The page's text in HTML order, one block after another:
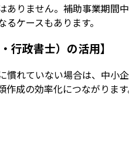
ありません。補助事業期間
ケースもあります。
行政書士）の活用】
慣れていない場合は、中小
作成の効率化につながりま